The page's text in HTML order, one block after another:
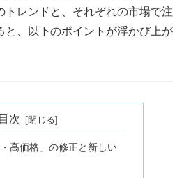
トレンドと、それぞれの市場で注
と、以下のポイントが浮かび上が
目次
・高価格」の修正と新しい